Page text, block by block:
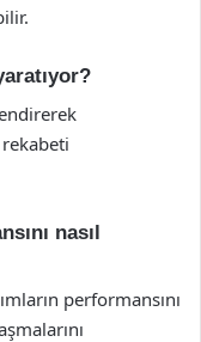
nasıl
performansını